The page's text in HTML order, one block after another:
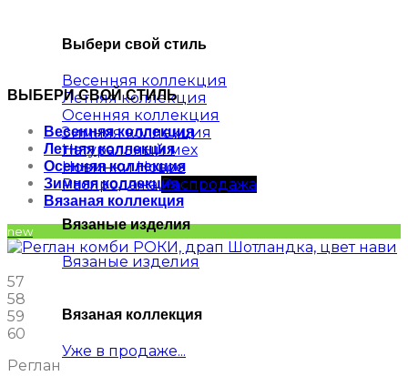
Выбери свой стиль
Весенняя коллекция
Летняя коллекция
Осенняя коллекция
Зимняя коллекция
Натуральный мех
Новинки
Распродажа
Вязаные изделия
Вязаные изделия
Вязаная коллекция
Уже в продаже...
ВЫБЕРИ СВОЙ СТИЛЬ
Весенняя коллекция
Летняя коллекция
Осенняя коллекция
Зимняя коллекция
Вязаная коллекция
new
57
58
59
60
Реглан